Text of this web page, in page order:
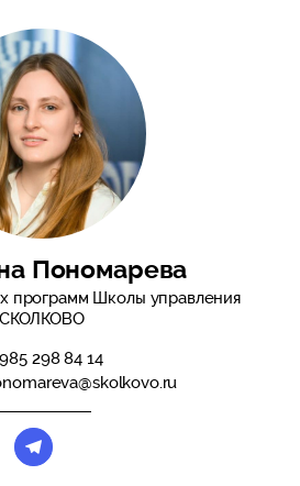
Пономарева
программ Школы управления
СКОЛКОВО
298 84 14